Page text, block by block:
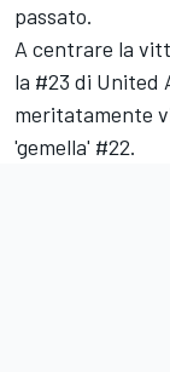
passato.
A centrare la
la #23 di United
meritatamente
'gemella' #22.